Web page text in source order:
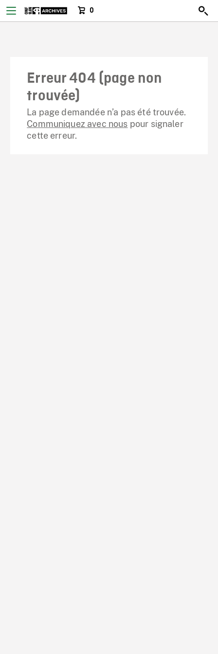
0
Erreur 404 (page non
trouvée)
La page demandée n’a pas été trouvée.
Communiquez avec nous pour signaler
cette erreur.